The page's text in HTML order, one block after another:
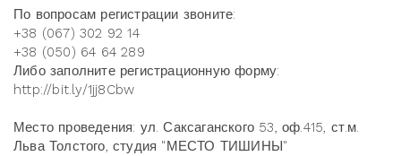
По вопросам регистрации звоните:
+38 (067) 302 92 14
+38 (050) 64 64 289
Либо заполните регистрационную форму:
http://bit.ly/1jj8Cbw
Место проведения: ул. Саксаганского 53, оф.415, ст.м.
Льва Толстого, студия "МЕСТО ТИШИНЫ"